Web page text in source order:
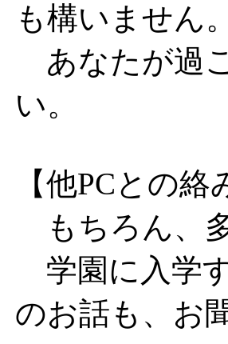
も構いません。
あなたが過
い。
【他PCとの絡
もちろん、
学園に入学
のお話も、お